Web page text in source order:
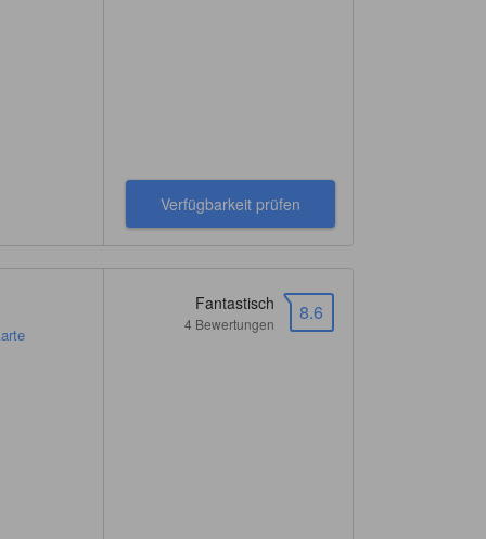
Verfügbarkeit prüfen
8.6
Fantastisch
4 Bewertungen